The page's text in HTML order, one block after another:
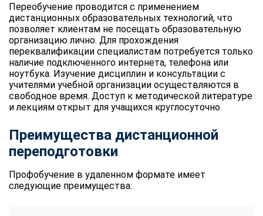
Переобучение проводится с применением
дистанционных образовательных технологий, что
позволяет клиентам не посещать образовательную
организацию лично. Для прохождения
переквалификации специалистам потребуется только
наличие подключенного интернета, телефона или
ноутбука. Изучение дисциплин и консультации с
учителями учебной организации осуществляются в
свободное время. Доступ к методической литературе
и лекциям открыт для учащихся круглосуточно.
Преимущества дистанционной
переподготовки
Профобучение в удаленном формате имеет
следующие преимущества: